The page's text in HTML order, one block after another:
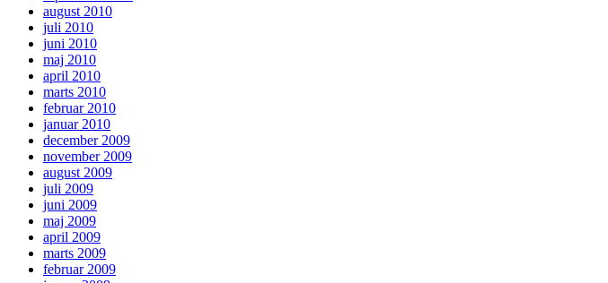
august 2010
juli 2010
juni 2010
maj 2010
april 2010
marts 2010
februar 2010
januar 2010
december 2009
november 2009
august 2009
juli 2009
juni 2009
maj 2009
april 2009
marts 2009
februar 2009